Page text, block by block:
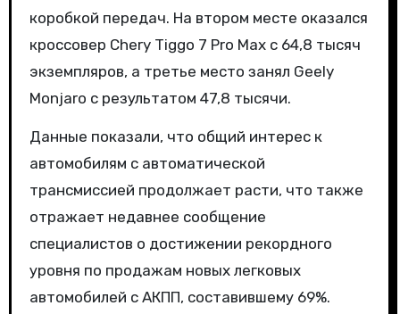
коробкой передач. На втором месте оказался
кроссовер Chery Tiggo 7 Pro Max с 64,8 тысяч
экземпляров, а третье место занял Geely
Monjaro с результатом 47,8 тысячи.
Данные показали, что общий интерес к
автомобилям с автоматической
трансмиссией продолжает расти, что также
отражает недавнее сообщение
специалистов о достижении рекордного
уровня по продажам новых легковых
автомобилей с АКПП, составившему 69%.